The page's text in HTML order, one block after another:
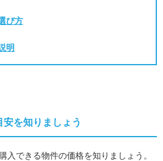
び方
明
を知りましょう
入できる物件の価格を知りましょう。